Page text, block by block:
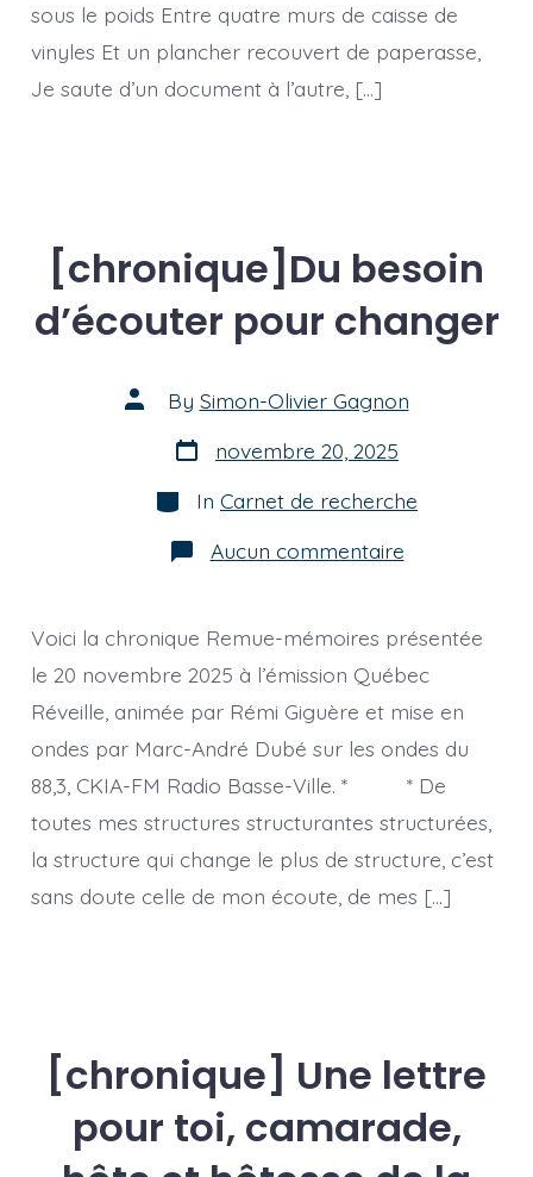
sous le poids Entre quatre murs de caisse de
vinyles Et un plancher recouvert de paperasse,
Je saute d’un document à l’autre, […]
[chronique]Du besoin
d’écouter pour changer
Post
author
By Simon-Olivier Gagnon
Post
date
novembre 20, 2025
Categories
In Carnet de recherche
Aucun commentairesur
pour
changer
Voici la chronique Remue-mémoires présentée
le 20 novembre 2025 à l’émission Québec
Réveille, animée par Rémi Giguère et mise en
ondes par Marc-André Dubé sur les ondes du
88,3, CKIA-FM Radio Basse-Ville. * * De
toutes mes structures structurantes structurées,
la structure qui change le plus de structure, c’est
sans doute celle de mon écoute, de mes […]
[chronique] Une lettre
pour toi, camarade,